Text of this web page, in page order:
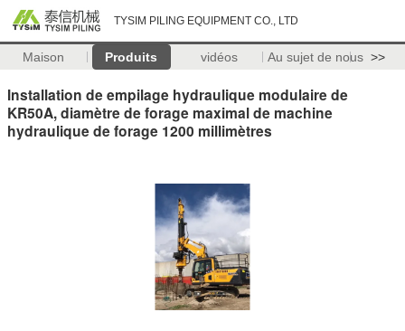
TYSIM PILING EQUIPMENT CO., LTD
Maison Produits vidéos Au sujet de nous >>
Installation de empilage hydraulique modulaire de
KR50A, diamètre de forage maximal de machine
hydraulique de forage 1200 millimètres